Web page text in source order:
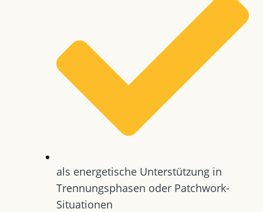
als energetische Unterstützung in
Trennungsphasen oder Patchwork-
Situationen